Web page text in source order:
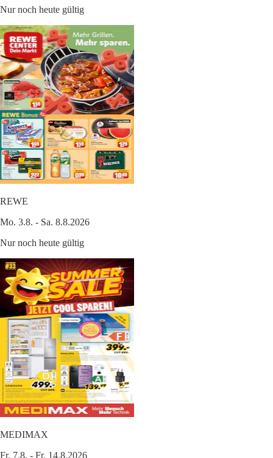
Nur noch heute gültig
REWE
Mo. 3.8. - Sa. 8.8.2026
Nur noch heute gültig
MEDIMAX
Fr. 7.8. - Fr. 14.8.2026